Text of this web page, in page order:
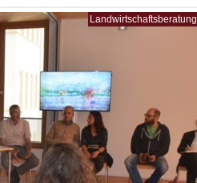
Landwirtschaftsberatung